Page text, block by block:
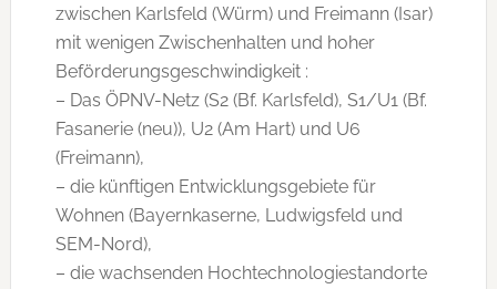
zwischen Karlsfeld (Würm) und Freimann (Isar)
mit wenigen Zwischenhalten und hoher
Beförderungsgeschwindigkeit :
– Das ÖPNV-Netz (S2 (Bf. Karlsfeld), S1/U1 (Bf.
Fasanerie (neu)), U2 (Am Hart) und U6
(Freimann),
– die künftigen Entwicklungsgebiete für
Wohnen (Bayernkaserne, Ludwigsfeld und
SEM-Nord),
– die wachsenden Hochtechnologiestandorte